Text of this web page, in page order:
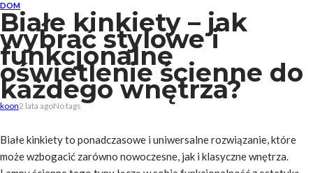
DOM
Białe kinkiety – jak
wybrać stylowe i
funkcjonalne
oświetlenie ścienne do
każdego wnętrza?
koon2 lata agoNo tags
Białe kinkiety to ponadczasowe i uniwersalne rozwiązanie, które
może wzbogacić zarówno nowoczesne, jak i klasyczne wnętrza.